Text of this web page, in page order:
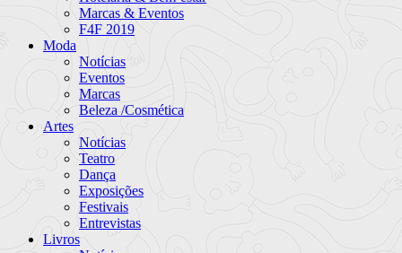
Marcas & Eventos
F4F 2019
Moda
Notícias
Eventos
Marcas
Beleza /Cosmética
Artes
Notícias
Teatro
Dança
Exposições
Festivais
Entrevistas
Livros